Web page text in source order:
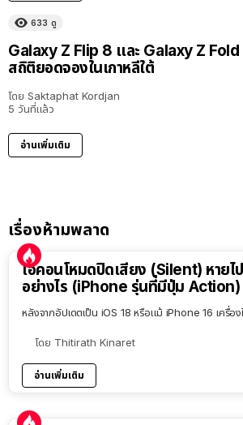
633 ดู
Galaxy Z Flip 8 และ Galaxy Z
สถิติยอดจองในเกาหลีใต้
โดย Saktaphat Kordjan
5 วันที่แล้ว
อ่านเพิ่มเติม
เรื่องห้ามพลาด
ไอคอนโหมดปิดเสียง (Silent) หายไ
อย่างไร (iPhone รุ่นที่มีปุ่ม Action)
หลังจากอัปเดตเป็น iOS 18 หรือแม้ iPhone 16 เครื่อ
โดย Thitirath Kinaret
อ่านเพิ่มเติม